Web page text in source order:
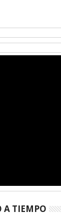
A TIEMPO